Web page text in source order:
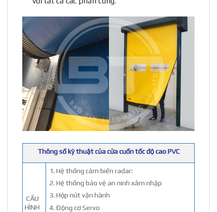
Thông số kỹ thuật của cửa cuốn tốc độ cao PVC
CẤU
HÌNH
1. Hệ thống cảm biến radar:
2. Hệ thống bảo vệ an ninh xâm nhập
3. Hộp nút vận hành
4. Động cơ Servo